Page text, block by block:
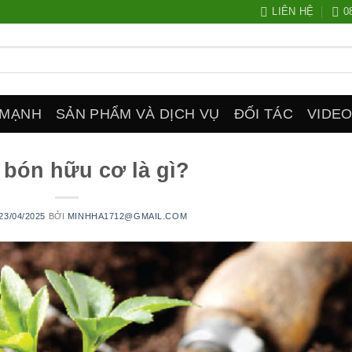
LIÊN HỆ
SẢN PHẨM VÀ DỊCH VỤ ĐỐI TÁC VIDEO
bón hữu cơ là gì?
04/2025 BỞI MINHHA1712@GMAIL.COM